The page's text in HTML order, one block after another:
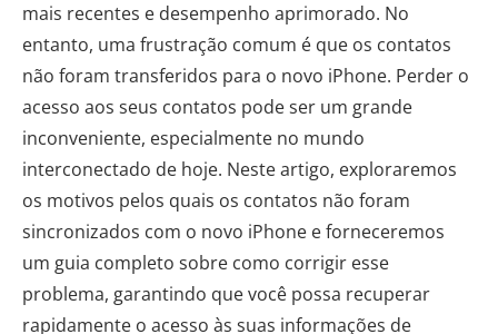
mais recentes e desempenho aprimorado. No
entanto, uma frustração comum é que os contatos
não foram transferidos para o novo iPhone. Perder o
acesso aos seus contatos pode ser um grande
inconveniente, especialmente no mundo
interconectado de hoje. Neste artigo, exploraremos
os motivos pelos quais os contatos não foram
sincronizados com o novo iPhone e forneceremos
um guia completo sobre como corrigir esse
problema, garantindo que você possa recuperar
rapidamente o acesso às suas informações de